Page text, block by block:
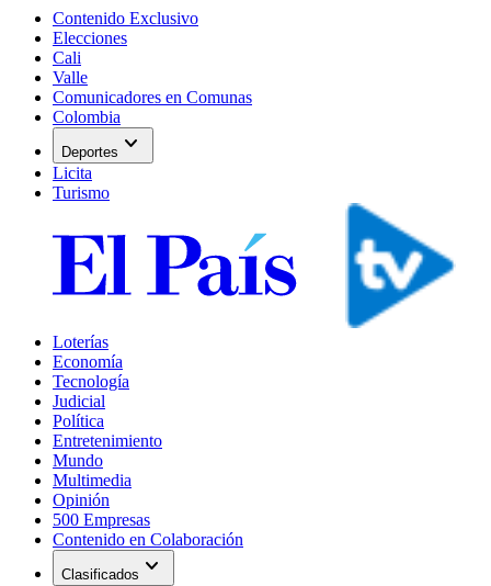
Contenido Exclusivo
Elecciones
Cali
Valle
Comunicadores en Comunas
Colombia
Deportes expand_more
Licita
Turismo
Loterías
Economía
Tecnología
Judicial
Política
Entretenimiento
Mundo
Multimedia
Opinión
500 Empresas
Contenido en Colaboración
Clasificados expand_more